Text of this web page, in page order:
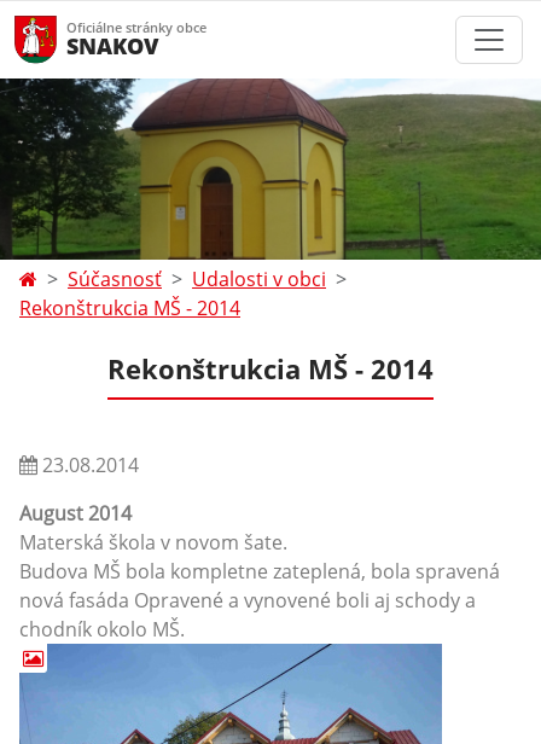
Oficiálne stránky obce
SNAKOV
Súčasnosť
Udalosti v obci
Rekonštrukcia MŠ - 2014
Rekonštrukcia MŠ - 2014
23.08.2014
August 2014
Materská škola v novom šate.
Budova MŠ bola kompletne zateplená, bola spravená
nová fasáda Opravené a vynovené boli aj schody a
chodník okolo MŠ.